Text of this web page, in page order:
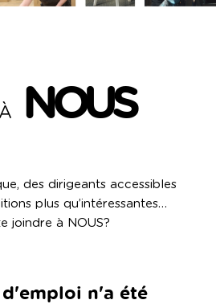
NOUS
des dirigeants accessibles
plus qu’intéressantes…
joindre à NOUS?
n'a été